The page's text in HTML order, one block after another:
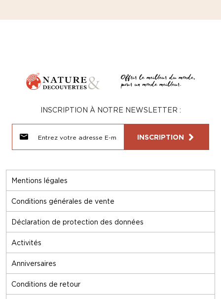
Mentions légales
Conditions générales de vente
Déclaration de protection des données
Activités
Anniversaires
Conditions de retour
INSCRIPTION À NOTRE NEWSLETTER :
INSCRIPTION